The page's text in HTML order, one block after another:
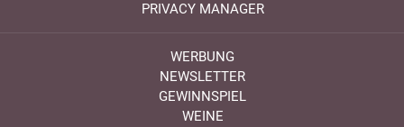
PRIVACY MANAGER
WERBUNG
NEWSLETTER
GEWINNSPIEL
WEINE